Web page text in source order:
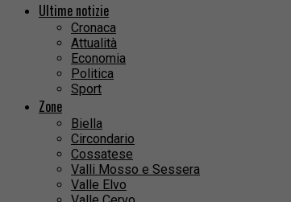
Ultime notizie
Cronaca
Attualità
Economia
Politica
Sport
Zone
Biella
Circondario
Cossatese
Valli Mosso e Sessera
Valle Elvo